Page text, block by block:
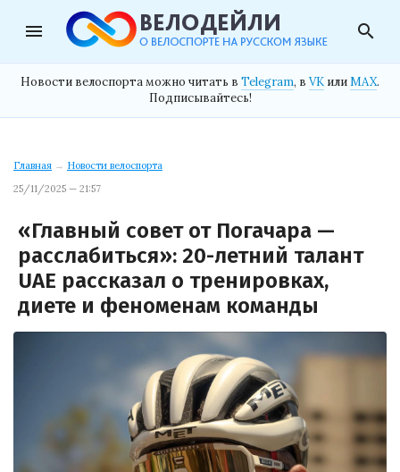
menu search
Новости велоспорта можно читать в Telegram, в VK илиMAX.
Подписывайтесь!
Главная → Новости велоспорта
25/11/2025 — 21:57
«Главный совет от Погачара —
расслабиться»: 20-летний талант
UAE рассказал о тренировках,
диете и феноменам команды